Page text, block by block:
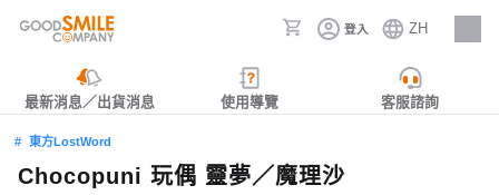
登入 ZH
人才招募
最新消息／出貨消息 使用導覽 客服諮詢
東方LostWord
Chocopuni 玩偶 靈夢／魔理沙